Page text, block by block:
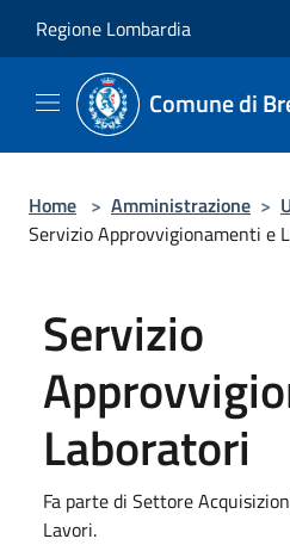
Regione Lombardia
Comune di
Home > Amministrazione >
Servizio Approvvigionamenti e
Servizio
Laboratori
Fa parte di Settore
Lavori.